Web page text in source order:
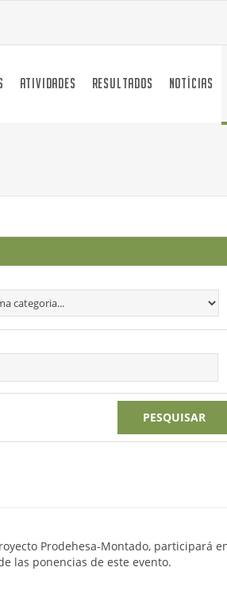
ATIVIDADES RESULTADOS NOTÍCIAS
PESQUISAR
Prodehesa-Montado, participará
las ponencias de este evento.